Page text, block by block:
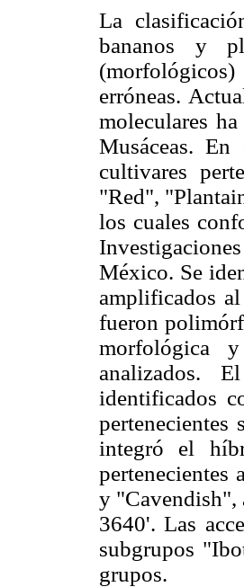
La
bananos y
erróneas.
moleculares
Musáceas.
cultivares
"Red",
los cuales
México. Se
amplificados
fueron
morfológica
analizados.
identificados
integró el
pertenecientes
y
3640'. Las
subgrupos
grupos.